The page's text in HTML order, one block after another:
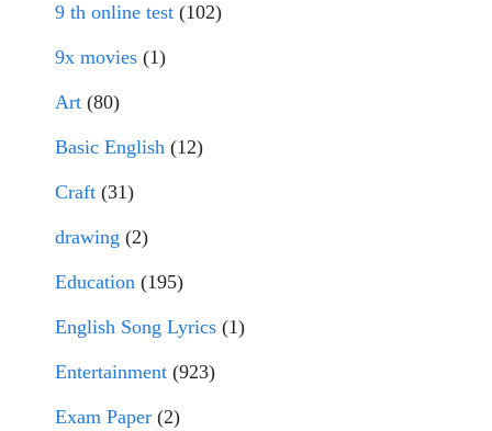
9 th online test (102)
9x movies (1)
Art (80)
Basic English (12)
Craft (31)
drawing (2)
Education (195)
English Song Lyrics (1)
Entertainment (923)
Exam Paper (2)